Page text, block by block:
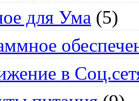
для Ума (5)
в